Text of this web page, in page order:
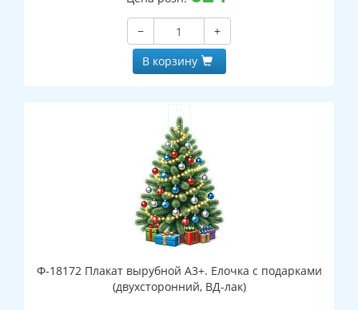
−
+
В корзину
Ф-18172 Плакат вырубной А3+. Елочка с подарками
(двухсторонний, ВД-лак)